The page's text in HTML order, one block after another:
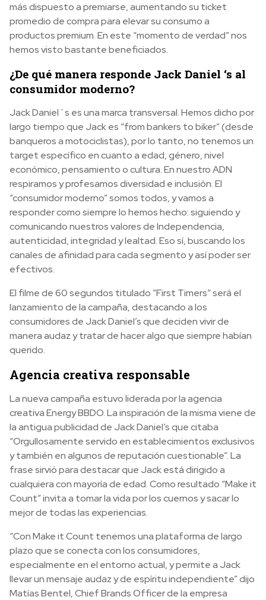
más dispuesto a premiarse, aumentando su ticket
promedio de compra para elevar su consumo a
productos premium. En este “momento de verdad” nos
hemos visto bastante beneficiados.
¿De qué manera responde Jack Daniel ‘s al
consumidor moderno?
Jack Daniel´s es una marca transversal. Hemos dicho por
largo tiempo que Jack es “from bankers to biker” (desde
banqueros a motociclistas), por lo tanto, no tenemos un
target específico en cuanto a edad, género, nivel
económico, pensamiento o cultura. En nuestro ADN
respiramos y profesamos diversidad e inclusión. El
“consumidor moderno” somos todos, y vamos a
responder como siempre lo hemos hecho: siguiendo y
comunicando nuestros valores de Independencia,
autenticidad, integridad y lealtad. Eso sí, buscando los
canales de afinidad para cada segmento y así poder ser
efectivos.
El filme de 60 segundos titulado “First Timers” será el
lanzamiento de la campaña, destacando a los
consumidores de Jack Daniel’s que deciden vivir de
manera audaz y tratar de hacer algo que siempre habían
querido.
Agencia creativa responsable
La nueva campaña estuvo liderada por la agencia
creativa Energy BBDO. La inspiración de la misma viene de
la antigua publicidad de Jack Daniel’s que citaba
“Orgullosamente servido en establecimientos exclusivos
y también en algunos de reputación cuestionable”. La
frase sirvió para destacar que Jack está dirigido a
cualquiera con mayoría de edad. Como resultado “Make it
Count” invita a tomar la vida por los cuernos y sacar lo
mejor de todas las experiencias.
“Con Make it Count tenemos una plataforma de largo
plazo que se conecta con los consumidores,
especialmente en el entorno actual, y permite a Jack
llevar un mensaje audaz y de espíritu independiente” dijo
Matías Bentel, Chief Brands Officer de la empresa